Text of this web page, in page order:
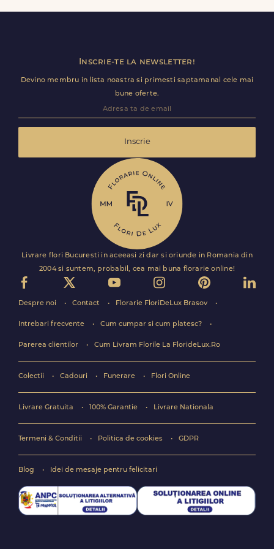
calitate. Este solutia ideala pentru surprize de weekend
Inscrie-te la newsletter!
Devino membru in lista noastra si primesti saptamanal cele mai
bune oferte.
Inscrie
Livrare flori Bucuresti in aceeasi zi dar si oriunde in Romania din
2004 si suntem, probabil, cea mai buna florarie online!
Despre noi Contact Florarie FloriDeLux Brasov
Intrebari frecvente Cum cumpar si cum platesc?
Parerea clientilor Cum Livram Florile La FlorideLux.Ro
Colectii Cadouri Funerare Flori Online
Livrare Gratuita 100% Garantie Livrare Nationala
Termeni & Conditii Politica de cookies GDPR
Blog Idei de mesaje pentru felicitari